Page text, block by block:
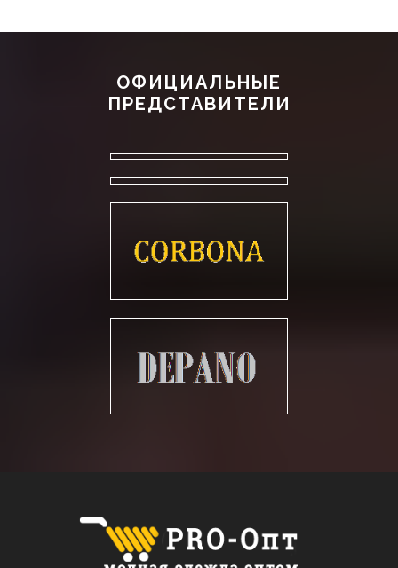
ОФИЦИАЛЬНЫЕ
ПРЕДСТАВИТЕЛИ